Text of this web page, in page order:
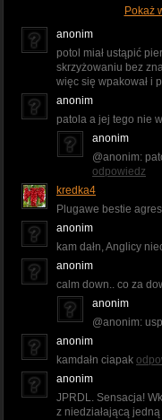
Pokaż
anonim
potol miał ustąpić
skrzyżowaniu bez
więc się wpakował i
anonim
patola a jej tego nie
anonim
@anonim:
odpowiedz
kredka4
Plugawe bestie
anonim
kam dałn, Anglicy
anonim
calm down.. co za
anonim
@anonim:
anonim
kamdałn ciapak
anonim
JPRDL. Sensacja!
z niedziałającą